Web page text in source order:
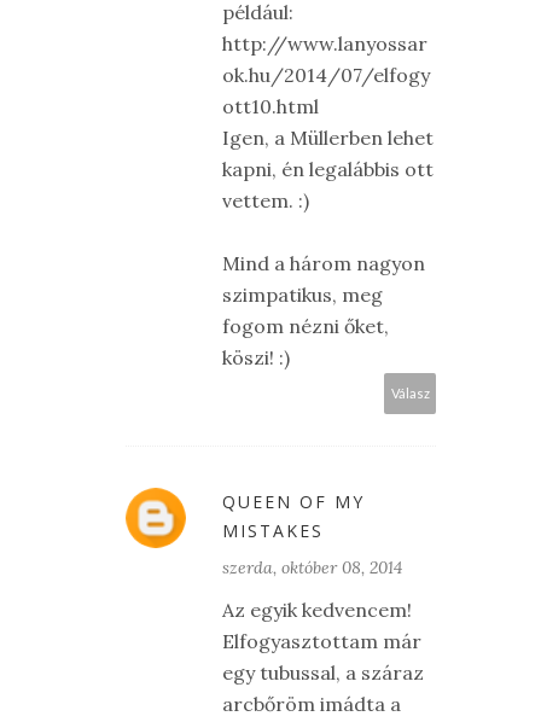
például:
http://www.lanyossar
ok.hu/2014/07/elfogy
ott10.html
Igen, a Müllerben lehet
kapni, én legalábbis ott
vettem. :)
Mind a három nagyon
szimpatikus, meg
fogom nézni őket,
köszi! :)
Válasz
QUEEN OF MY
MISTAKES
szerda, október 08, 2014
Az egyik kedvencem!
Elfogyasztottam már
egy tubussal, a száraz
arcbőröm imádta a